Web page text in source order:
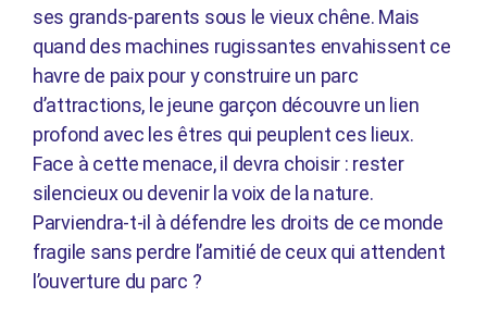
ses grands-parents sous le vieux chêne. Mais
quand des machines rugissantes envahissent ce
havre de paix pour y construire un parc
d’attractions, le jeune garçon découvre un lien
profond avec les êtres qui peuplent ces lieux.
Face à cette menace, il devra choisir : rester
silencieux ou devenir la voix de la nature.
Parviendra-t-il à défendre les droits de ce monde
fragile sans perdre l’amitié de ceux qui attendent
l’ouverture du parc ?